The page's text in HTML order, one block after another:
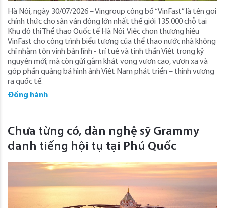
Hà Nội, ngày 30/07/2026 – Vingroup công bố “VinFast” là tên gọi
chính thức cho sân vận động lớn nhất thế giới 135.000 chỗ tại
Khu đô thị Thể thao Quốc tế Hà Nội. Việc chọn thương hiệu
VinFast cho công trình biểu tượng của thể thao nước nhà không
chỉ nhằm tôn vinh bản lĩnh - trí tuệ và tinh thần Việt trong kỷ
nguyên mới; mà còn gửi gắm khát vọng vươn cao, vươn xa và
góp phần quảng bá hình ảnh Việt Nam phát triển – thịnh vượng
ra quốc tế.
Đồng hành
Chưa từng có, dàn nghệ sỹ Grammy
danh tiếng hội tụ tại Phú Quốc